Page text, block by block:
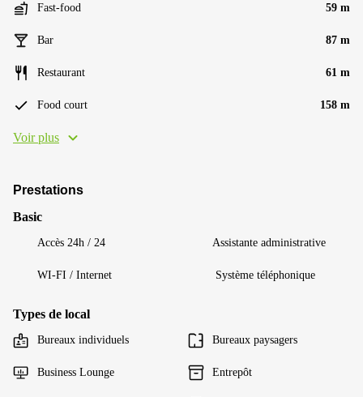
Fast-food 59 m
Bar 87 m
Restaurant 61 m
Food court 158 m
Voir plus
Prestations
Basic
Accès 24h / 24 Assistante administrative
WI-FI / Internet Système téléphonique
Types de local
Bureaux individuels Bureaux paysagers
Business Lounge Entrepôt